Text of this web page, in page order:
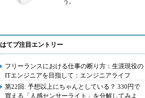
う。
はてブ注目エントリー
フリーランスにおける仕事の断り方：生涯現役の
ITエンジニアを目指して：エンジニアライフ
第22回: 予想以上にちゃんとしている？ 330円で
買える「人感センサーライト」を分解してみよ